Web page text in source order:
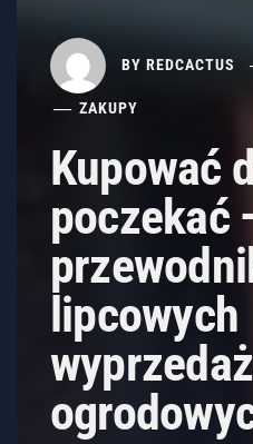
BY REDCACTUS
ZAKUPY
Kupować
poczekać
lipcowych